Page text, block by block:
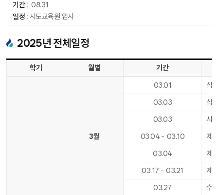
08.31
사도교육원 입사
2025년 전체일정
학기 월별 기간
3월
03.01
삼
03.03
삼
03.03
사
03.04 - 03.10
제1
03.04
제1
03.17 - 03.21
제1
03.27 수